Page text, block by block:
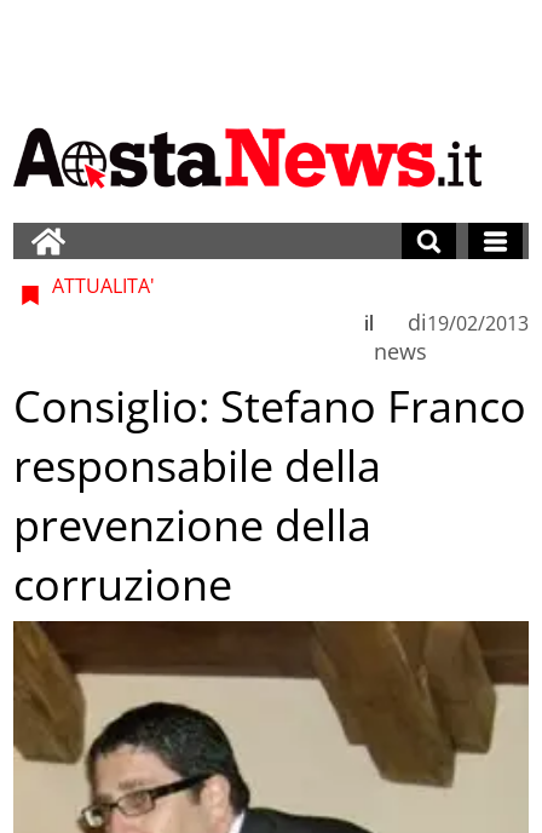
ATTUALITA'
di
news
il 19/02/2013
Consiglio: Stefano Franco
responsabile della
prevenzione della
corruzione